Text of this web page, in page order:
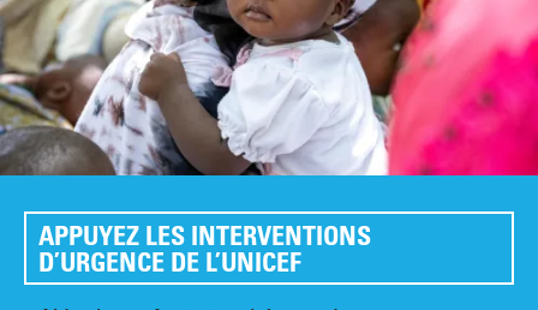
APPUYEZ LES INTERVENTIONS
D’URGENCE DE L’UNICEF